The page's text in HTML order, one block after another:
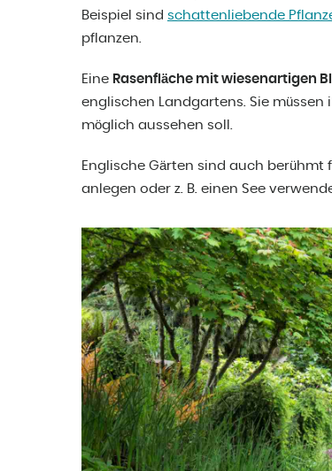
Beispiel sind schattenliebende
pflanzen.
Eine Rasenfläche mit wiesenartigen
englischen Landgartens. Sie
möglich aussehen soll.
Englische Gärten sind auch berühmt
anlegen oder z. B. einen See